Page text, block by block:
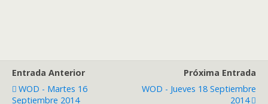
Entrada Anterior
WOD - Martes 16
Septiembre 2014
Próxima Entrada
WOD - Jueves 18 Septiembre
2014